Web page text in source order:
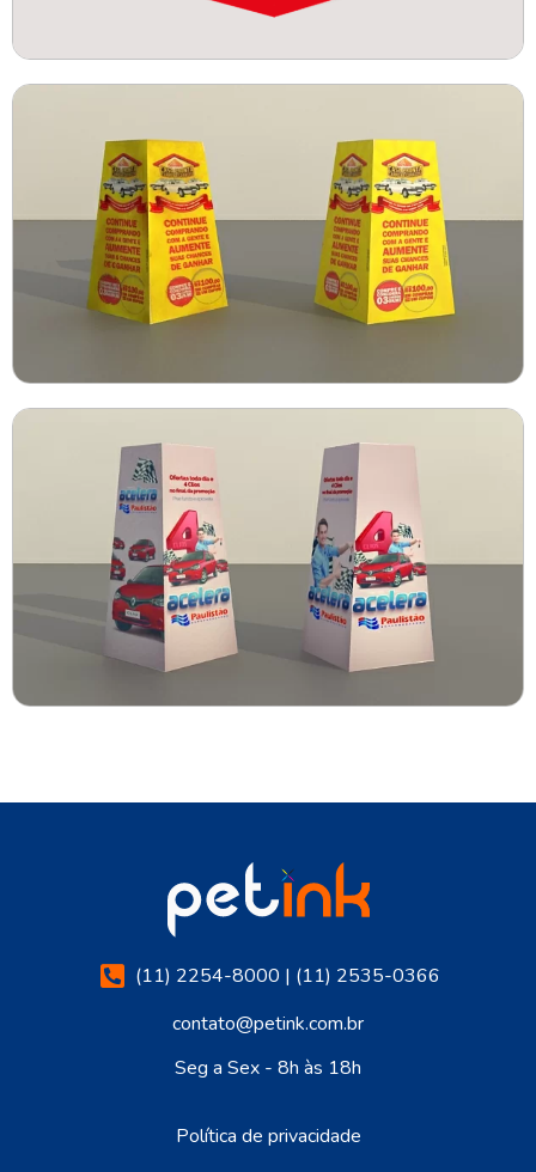
(11) 2254-8000 | (11) 2535-0366
contato@petink.com.br
Seg a Sex - 8h às 18h
Política de privacidade